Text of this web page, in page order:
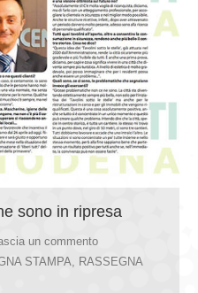
sono in ripresa
un commento
STAMPA
RASSEGNA